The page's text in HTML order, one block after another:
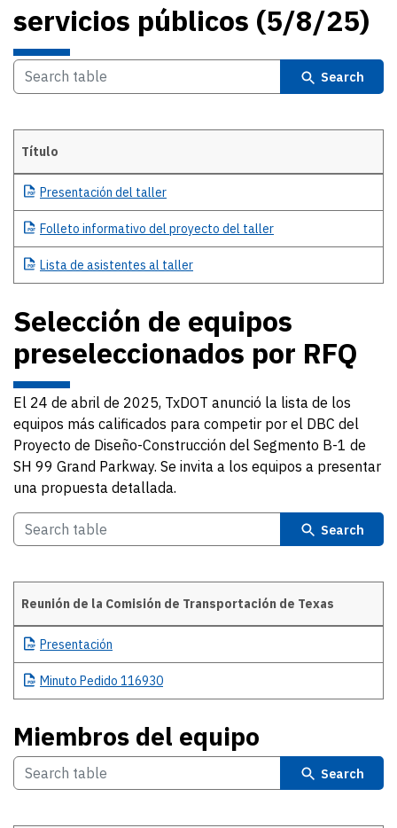
servicios públicos (5/8/25)
Search
Details
Título
Presentación del taller
Folleto informativo del proyecto del taller
Lista de asistentes al taller
Selección de equipos
preseleccionados por RFQ
El 24 de abril de 2025, TxDOT anunció la lista de los
equipos más calificados para competir por el DBC del
Proyecto de Diseño-Construcción del Segmento B-1 de
SH 99 Grand Parkway. Se invita a los equipos a presentar
una propuesta detallada.
Search
Details
Reunión de la Comisión de Transportación de Texas
Presentación
Minuto Pedido 116930
Miembros del equipo
Search